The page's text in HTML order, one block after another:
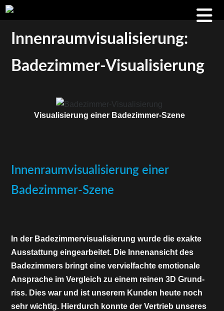
Innen­raum­vi­sua­li­sie­rung:
Badezimmer-Visualisierung
Visua­li­sie­rung einer Badezimmer-Szene
Innen­raum­vi­sua­li­sie­rung einer
Badezimmer-Szene
In der Bade­zim­mer­vi­sua­li­sie­rung wur­de die exak­te
Aus­stat­tung ein­ge­ar­bei­tet. Die Innen­an­sicht des
Bade­zim­mers bringt eine ver­viel­fach­te emo­tio­na­le
Anspra­che im Ver­gleich zu einem rei­nen 3D Grund­
riss. Dies war und ist unse­rem Kun­den heu­te noch
sehr wich­tig. Hier­durch konn­te der Ver­trieb unse­res